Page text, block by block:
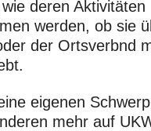
deren Aktivitäten
werden, ob sie
der Ortsverbnd
eigenen
mehr auf